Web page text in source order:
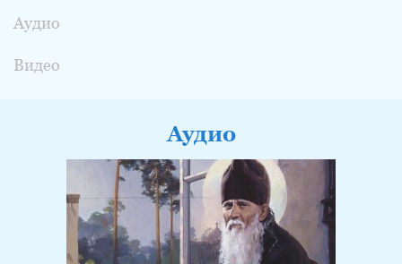
Аудио
Видео
Аудио